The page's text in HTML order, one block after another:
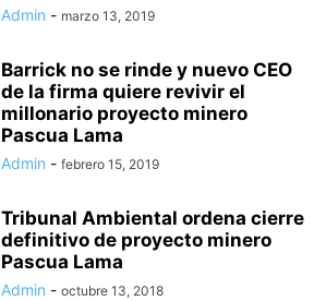
Admin - marzo 13, 2019
Barrick no se rinde y nuevo CEO
de la firma quiere revivir el
millonario proyecto minero
Pascua Lama
Admin - febrero 15, 2019
Tribunal Ambiental ordena cierre
definitivo de proyecto minero
Pascua Lama
Admin - octubre 13, 2018